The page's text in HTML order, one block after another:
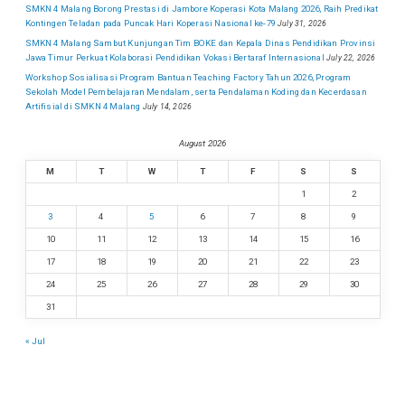
SMKN 4 Malang Borong Prestasi di Jambore Koperasi Kota Malang 2026, Raih Predikat
Kontingen Teladan pada Puncak Hari Koperasi Nasional ke-79 July 31, 2026
SMKN 4 Malang Sambut Kunjungan Tim BOKE dan Kepala Dinas Pendidikan Provinsi
Jawa Timur Perkuat Kolaborasi Pendidikan Vokasi Bertaraf Internasional July 22, 2026
Workshop Sosialisasi Program Bantuan Teaching Factory Tahun 2026, Program
Sekolah Model Pembelajaran Mendalam, serta Pendalaman Koding dan Kecerdasan
Artifisial di SMKN 4 Malang July 14, 2026
August 2026
M T W T F S S
1 2
3 4 5 6 7 8 9
10 11 12 13 14 15 16
17 18 19 20 21 22 23
24 25 26 27 28 29 30
31
« Jul